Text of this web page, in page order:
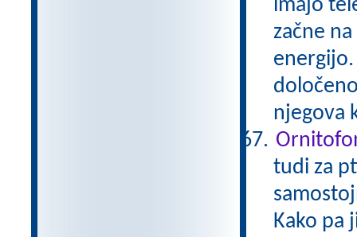
imajo
začne
njegova
tudi za
Kako pa